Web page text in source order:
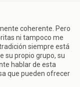
coherente. Pero
ni tampoco me
siempre está
su propio grupo, su
hablar de esta
que pueden ofrecer